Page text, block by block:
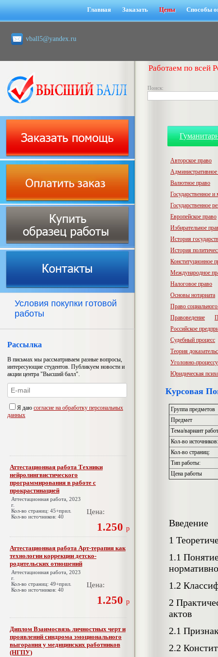
Главная Заказать Цены Способы
vball5@yandex.ru
Работаем по всей
Поиск:
Условия покупки готовой
работы
Рассылка
В письмах мы рассматриваем разные вопросы,
интересующие студентов. Публикуем новости и
акции центра "Высший балл".
Я даю согласие на обработку персональных
данных
Аттестационная работа Техники
нейролингвистического
программирования в работе с
прокрастинацией
Аттестационная работа, 2023
г.
Кол-во страниц: 45+прил.
Кол-во источников: 40
Цена:
1.250 р
Аттестационная работа Арт-терапия как
технологии коррекции детско-
родительских отношений
Аттестационная работа, 2023
г.
Кол-во страниц: 49+прил.
Кол-во источников: 40
Цена:
1.250 р
Диплом Взаимосвязь личностных черт и
проявлений синдрома эмоционального
выгорания у медицинских работников
(НГПУ)
Авторское право
Административное
Валютное право
Государственное
Государственное
Европейское право
Избирательное
История
История
Конституционное
Международное
Налоговое право
Основы нотариата
Право
Правоведение
Российское
Судебный процесс
Теория
Уголовно-
Юридическая
Курсовая
Группа предметов
Предмет
Тема/вариант
Кол-во источников:
Кол-во страниц:
Тип работы:
Цена работы
Введение
1
1.1
1.2
2
актов
2.1
2.2